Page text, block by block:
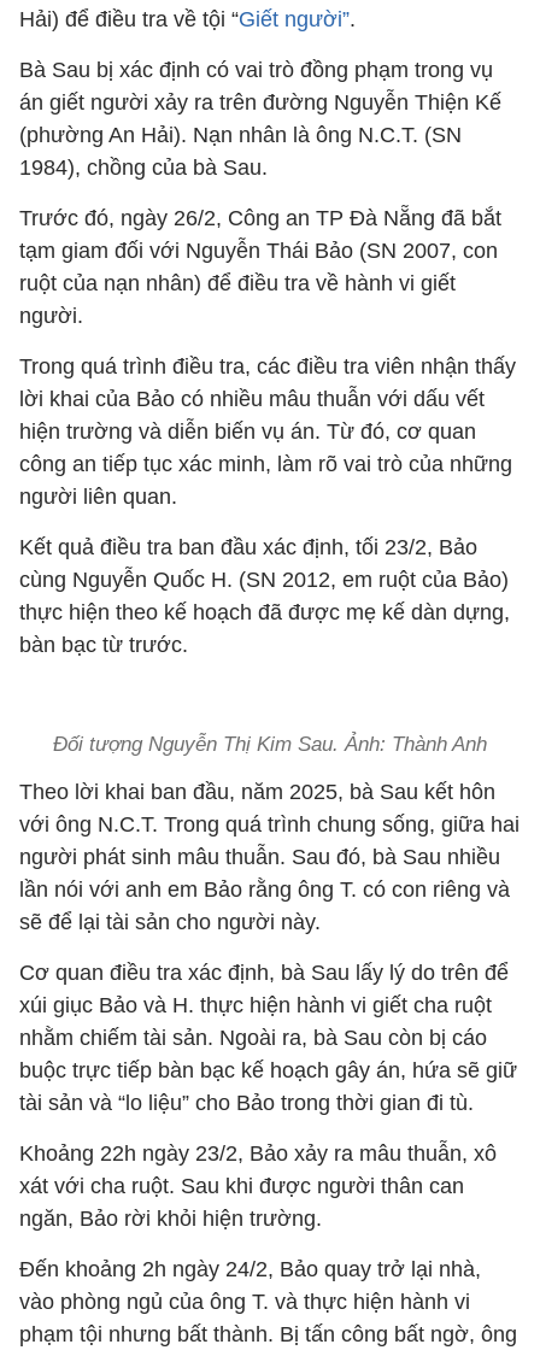
Hải) để điều tra về tội “Giết người”.
Bà Sau bị xác định có vai trò đồng phạm trong vụ
án giết người xảy ra trên đường Nguyễn Thiện Kế
(phường An Hải). Nạn nhân là ông N.C.T. (SN
1984), chồng của bà Sau.
Trước đó, ngày 26/2, Công an TP Đà Nẵng đã bắt
tạm giam đối với Nguyễn Thái Bảo (SN 2007, con
ruột của nạn nhân) để điều tra về hành vi giết
người.
Trong quá trình điều tra, các điều tra viên nhận thấy
lời khai của Bảo có nhiều mâu thuẫn với dấu vết
hiện trường và diễn biến vụ án. Từ đó, cơ quan
công an tiếp tục xác minh, làm rõ vai trò của những
người liên quan.
Kết quả điều tra ban đầu xác định, tối 23/2, Bảo
cùng Nguyễn Quốc H. (SN 2012, em ruột của Bảo)
thực hiện theo kế hoạch đã được mẹ kế dàn dựng,
bàn bạc từ trước.
Đối tượng Nguyễn Thị Kim Sau. Ảnh: Thành Anh
Theo lời khai ban đầu, năm 2025, bà Sau kết hôn
với ông N.C.T. Trong quá trình chung sống, giữa hai
người phát sinh mâu thuẫn. Sau đó, bà Sau nhiều
lần nói với anh em Bảo rằng ông T. có con riêng và
sẽ để lại tài sản cho người này.
Cơ quan điều tra xác định, bà Sau lấy lý do trên để
xúi giục Bảo và H. thực hiện hành vi giết cha ruột
nhằm chiếm tài sản. Ngoài ra, bà Sau còn bị cáo
buộc trực tiếp bàn bạc kế hoạch gây án, hứa sẽ giữ
tài sản và “lo liệu” cho Bảo trong thời gian đi tù.
Khoảng 22h ngày 23/2, Bảo xảy ra mâu thuẫn, xô
xát với cha ruột. Sau khi được người thân can
ngăn, Bảo rời khỏi hiện trường.
Đến khoảng 2h ngày 24/2, Bảo quay trở lại nhà,
vào phòng ngủ của ông T. và thực hiện hành vi
phạm tội nhưng bất thành. Bị tấn công bất ngờ, ông